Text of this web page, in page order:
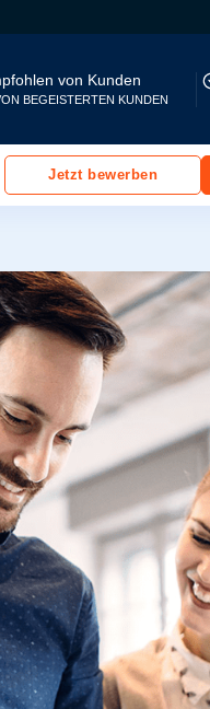
von Kunden
BEGEISTERTEN KUNDEN
Jetzt bewerben